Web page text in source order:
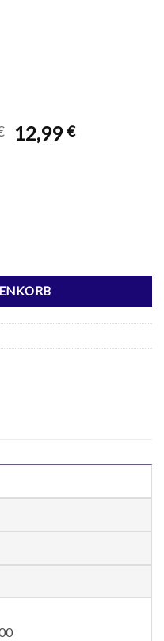
Ursprünglicher
12,99€Aktueller